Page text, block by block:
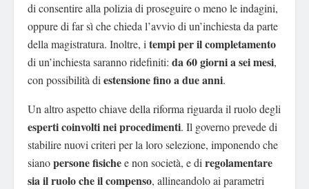
di consentire alla polizia di proseguire o meno le indagini,
oppure di far sì che chieda l’avvio di un’inchiesta da parte
della magistratura. Inoltre, i tempi per il completamento
di un’inchiesta saranno ridefiniti: da60 giorni a sei mesi,
con possibilità di estensione fino a due anni.
Un altro aspetto chiave della riforma riguarda il ruolo degli
esperti coinvolti nei procedimenti. Il governo prevede di
stabilire nuovi criteri per la loro selezione, imponendo che
sianopersone fisichee non società, e di regolamentare
sia il ruolo che il compenso, allineandolo ai parametri